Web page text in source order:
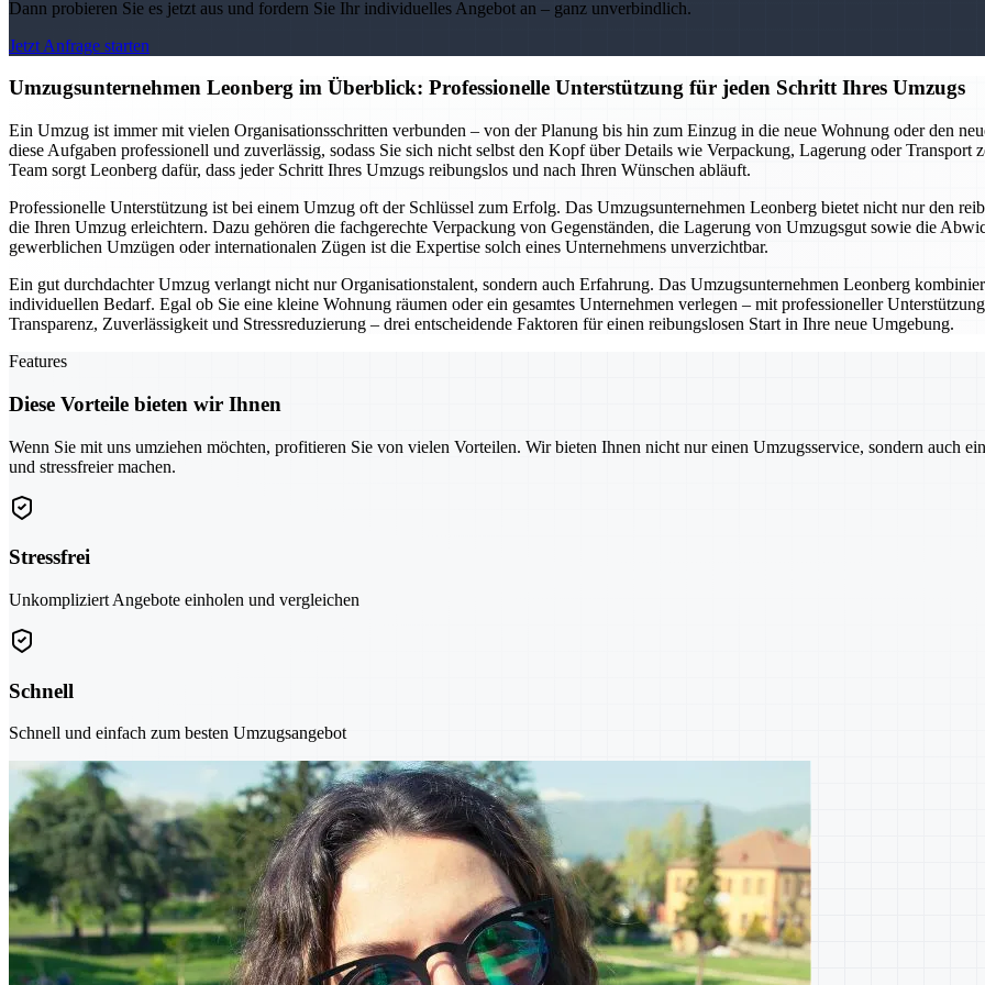
Dann probieren Sie es jetzt aus und fordern Sie Ihr individuelles Angebot an – ganz unverbindlich.
Jetzt Anfrage starten
Umzugsunternehmen Leonberg im Überblick: Professionelle Unterstützung für jeden Schritt Ihres Umzugs
Ein Umzug ist immer mit vielen Organisationsschritten verbunden – von der Planung bis hin zum Einzug in die neue Wohnung oder den
diese Aufgaben professionell und zuverlässig, sodass Sie sich nicht selbst den Kopf über Details wie Verpackung, Lagerung oder
Team sorgt Leonberg dafür, dass jeder Schritt Ihres Umzugs reibungslos und nach Ihren Wünschen abläuft.
Professionelle Unterstützung ist bei einem Umzug oft der Schlüssel zum Erfolg. Das Umzugsunternehmen Leonberg bietet nicht nur den
die Ihren Umzug erleichtern. Dazu gehören die fachgerechte Verpackung von Gegenständen, die Lagerung von Umzugsgut sowie die
gewerblichen Umzügen oder internationalen Zügen ist die Expertise solch eines Unternehmens unverzichtbar.
Ein gut durchdachter Umzug verlangt nicht nur Organisationstalent, sondern auch Erfahrung. Das Umzugsunternehmen Leonberg
individuellen Bedarf. Egal ob Sie eine kleine Wohnung räumen oder ein gesamtes Unternehmen verlegen – mit professioneller
Transparenz, Zuverlässigkeit und Stressreduzierung – drei entscheidende Faktoren für einen reibungslosen Start in Ihre neue Umgebung.
Features
Diese Vorteile bieten wir Ihnen
Wenn Sie mit uns umziehen möchten, profitieren Sie von vielen Vorteilen. Wir bieten Ihnen nicht nur einen Umzugsservice, sondern auch
und stressfreier machen.
Stressfrei
Unkompliziert Angebote einholen und vergleichen
Schnell
Schnell und einfach zum besten Umzugsangebot